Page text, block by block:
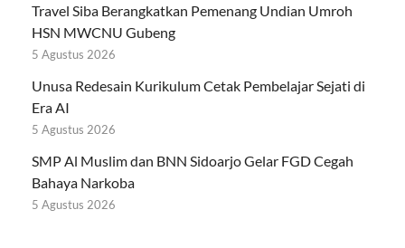
Travel Siba Berangkatkan Pemenang Undian Umroh
HSN MWCNU Gubeng
5 Agustus 2026
Unusa Redesain Kurikulum Cetak Pembelajar Sejati di
Era AI
5 Agustus 2026
SMP Al Muslim dan BNN Sidoarjo Gelar FGD Cegah
Bahaya Narkoba
5 Agustus 2026